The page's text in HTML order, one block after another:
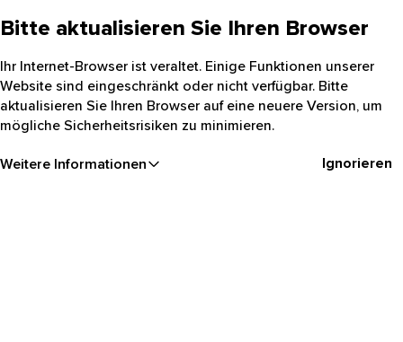
Bitte aktualisieren Sie Ihren Browser
Ihr Internet-Browser ist veraltet. Einige Funktionen unserer
Website sind eingeschränkt oder nicht verfügbar. Bitte
aktualisieren Sie Ihren Browser auf eine neuere Version, um
mögliche Sicherheitsrisiken zu minimieren.
Weitere Informationen Ignorieren